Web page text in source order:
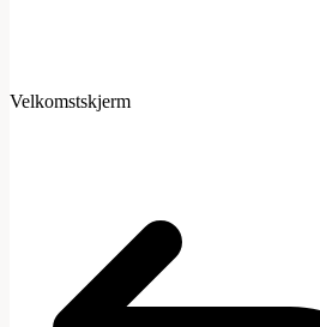
Velkomstskjerm